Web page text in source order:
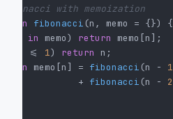
with memoization
fibonacci(n, memo = {}) {
in memo) return memo[n];
(n <= 1) return n;
memo[n] = fibonacci(n - 1
+
fibonacci(n - 2